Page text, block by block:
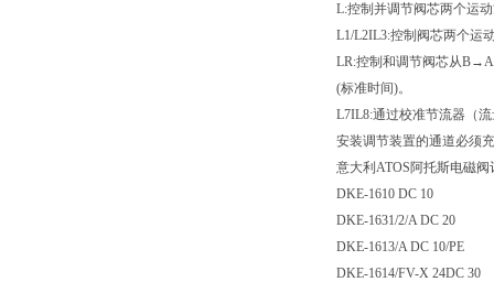
L:控制并调节阀芯两个运
L1/L2IL3:控制阀芯两个运
LR:控制和调节阀芯从
(标准时间)。
L7IL8:通过校准节流器（
安装调节装置的通道必须
意大利ATOS阿托斯电磁阀
DKE-1610 DC 10
DKE-1631/2/A DC 20
DKE-1613/A DC 10/PE
DKE-1614/FV-X 24DC 30